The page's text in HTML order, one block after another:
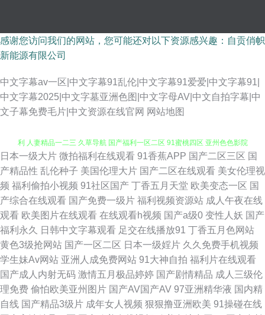
感谢您访问我们的网站，您可能还对以下资源感兴趣：自贡俏帜
新能源有限公司
中文字幕av一区|中文字幕91乱伦|中文字幕91爱爱|中文字幕91|
中文字幕2025|中文字墓亚洲色图|中文字母AV|中文自拍字幕|中
文子幕免费毛片|中文资源在线官网 网站地图
91探花在线观 91V观看视频 青青草在线网 激情超碰97 av网站导航 青青草福
利 人妻精品一二三 久草导航 国产福利一区二区 91蜜桃四区 亚州色色影院
第一福利论坛影院 综合久久精品在线 成人黄色三级 91视在线视频 亚洲另类
色情 丰满岳母一区二区 在线午夜福利 肏屄资源站 狼友com 超碰人人草108
国产白丝视频 国产探花91精品 黄色超碰高清 超碰91黑料 中文字幕亚洲图片
国产微拍在线 玖玖精品网 人妻福利导航 日本少妇天堂 日韩卡一卡二卡三 日
日本一级大片 微拍福利在线观看 91香蕉APP 国产二区三区 国
产精品性 乱伦种子 美国伦理大片 国产二区在线观看 美女伦理视
频 福利偷拍小视频 91社区国产 丁香五月天堂 欧美变态一区 国
产综合在线观看 国产免费一级片 福利视频资源站 成人午夜在线
观看 欧美图片在线观看 在线观看h视频 国产a级0 变性人妖 国产
福利永久
日韩中文字幕观看 足交在线播放91 丁香五月色网站
黄色3级抢网站 国产一区二区 日本一级婬片 久久免费手机视频
学生妹Av网站 亚洲人成免费网站 91大神自拍 福利片在线观看
国产成人内射无码 激情五月极品婷婷 国产剧情精品 成人三级伦
理免费 偷怕欧美亚州图片 国产AV国产AV 97亚洲精华液 国内精
自线 国产精品3级片 成年女人视频 狠狠撸亚洲欧美 91操碰在线